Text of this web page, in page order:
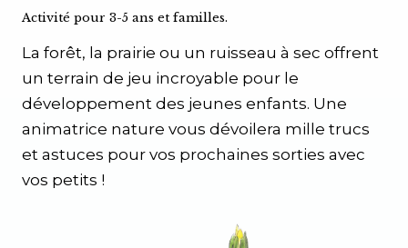
Activité pour 3-5 ans et familles.
La forêt, la prairie ou un ruisseau à sec offrent
un terrain de jeu incroyable pour le
développement des jeunes enfants. Une
animatrice nature vous dévoilera mille trucs
et astuces pour vos prochaines sorties avec
vos petits !